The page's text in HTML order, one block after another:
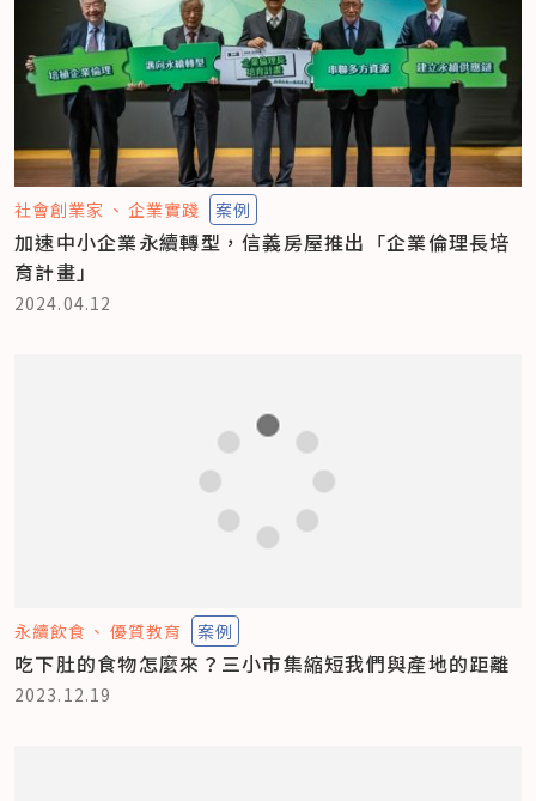
社會創業家 企業實踐 案例
加速中小企業永續轉型，信義房屋推出「企業倫理長培
育計畫」
2024.04.12
永續飲食 優質教育 案例
吃下肚的食物怎麼來？三小市集縮短我們與產地的距離
2023.12.19